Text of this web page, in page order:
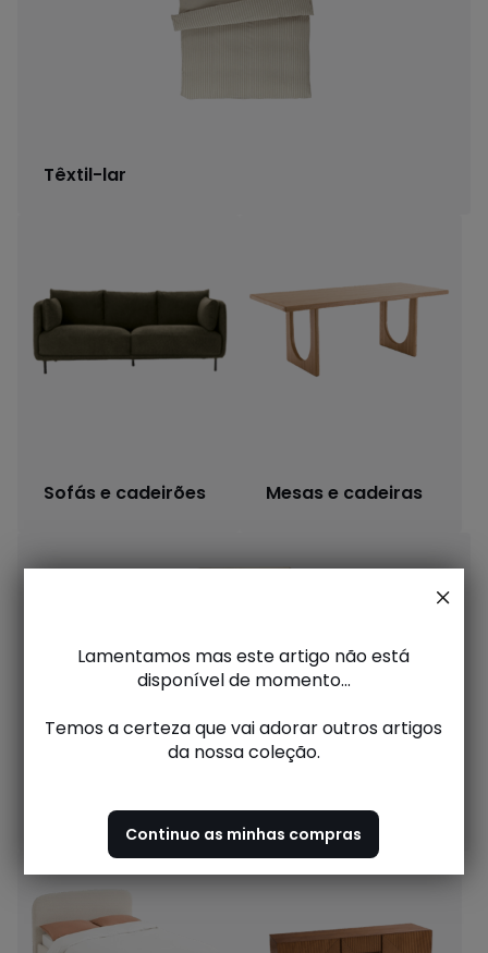
Têxtil-lar
Sofás e cadeirões Mesas e cadeiras
Decoração
Lamentamos mas este artigo não está
disponível de momento...
Temos a certeza que vai adorar outros artigos
da nossa coleção.
Continuo as minhas compras